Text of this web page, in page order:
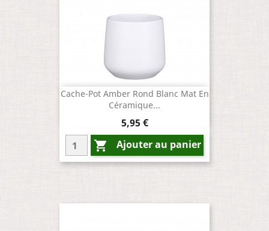
Cache-Pot Amber Rond Blanc Mat En
Céramique...
Prix
5,95 €
 Ajouter au panier